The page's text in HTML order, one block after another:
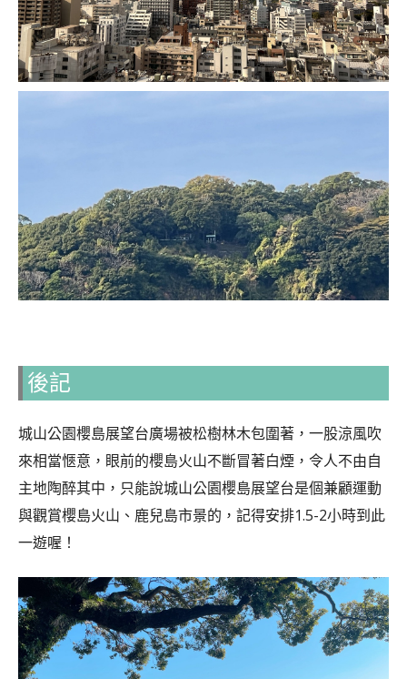
後記
城山公園櫻島展望台廣場被松樹林木包圍著，一股涼風吹
來相當愜意，眼前的櫻島火山不斷冒著白煙，令人不由自
主地陶醉其中，只能說城山公園櫻島展望台是個兼顧運動
與觀賞櫻島火山、鹿兒島市景的，記得安排1.5-2小時到此
一遊喔！